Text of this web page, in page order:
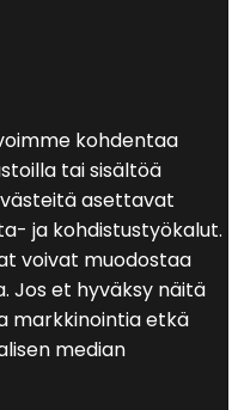
kohdentaa
tai sisältöä
asettavat
ja kohdistustyökalut.
voivat muodostaa
Jos et hyväksy näitä
markkinointia etkä
median